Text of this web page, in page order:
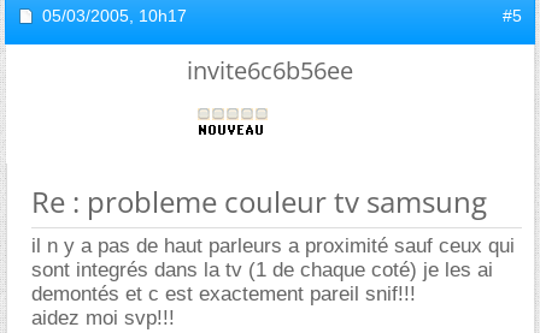
05/03/2005, 10h17 #5
invite6c6b56ee
Re : probleme couleur tv samsung
il n y a pas de haut parleurs a proximité sauf ceux qui
sont integrés dans la tv (1 de chaque coté) je les ai
demontés et c est exactement pareil snif!!!
aidez moi svp!!!